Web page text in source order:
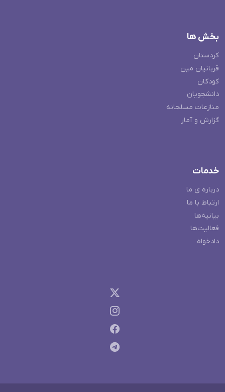
بخش ها
کردستان
قربانیان مین
کودکان
دانشجویان
منازعات مسلحانه
گزارش و آمار
خدمات
درباره ی ما
ارتباط با ما
بیانیه‌ها
فعالیت‌ها
دادخواه